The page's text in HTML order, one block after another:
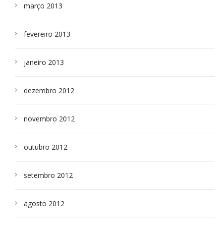
março 2013
fevereiro 2013
janeiro 2013
dezembro 2012
novembro 2012
outubro 2012
setembro 2012
agosto 2012